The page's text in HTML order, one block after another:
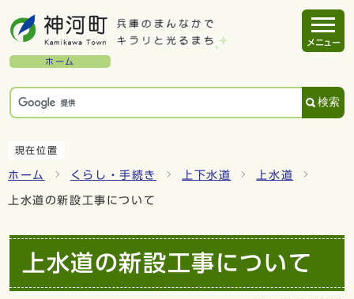
ホーム
検索
メニュー
現在位置
ホーム くらし・手続き 上下水道 上水道
上水道の新設工事について
上水道の新設工事について